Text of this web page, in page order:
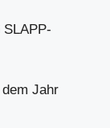
Jahr